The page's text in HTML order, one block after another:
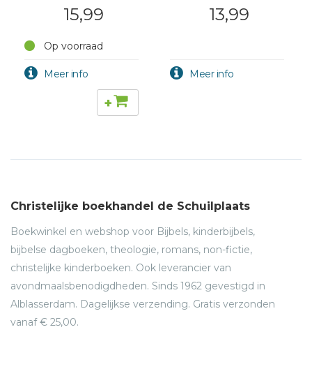
15,99
Op voorraad
+
13,99
Christelijke boekhandel de Schuilplaats
Boekwinkel en webshop voor Bijbels, kinderbijbels,
bijbelse dagboeken, theologie, romans, non-fictie,
christelijke kinderboeken. Ook leverancier van
avondmaalsbenodigdheden. Sinds 1962 gevestigd in
Alblasserdam. Dagelijkse verzending. Gratis verzonden
vanaf € 25,00.